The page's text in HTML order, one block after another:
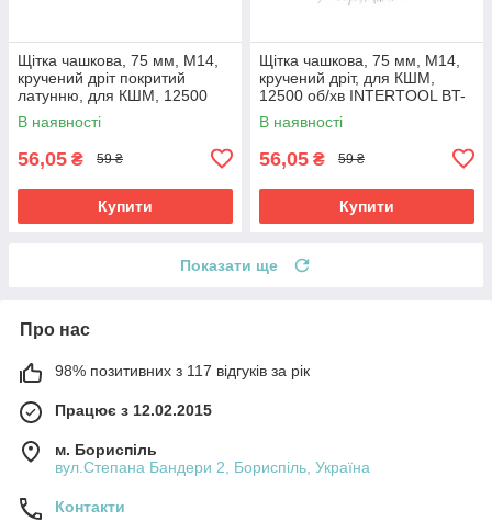
Щітка чашкова, 75 мм, M14,
кручений дріт покритий
латунню, для КШМ, 12500
об/хв INTERTOOL BT-1076
В наявності
56,05 ₴ 59 ₴
Купити
Щітка чашкова, 75 мм, M14,
кручений дріт, для КШМ,
12500 об/хв INTERTOOL BT-
1075
В наявності
56,05 ₴ 59 ₴
Купити
Показати ще
Про нас
98% позитивних з 117 відгуків за рік
Працює з 12.02.2015
м. Бориспіль
вул.Степана Бандери 2, Бориспіль, Україна
Контакти